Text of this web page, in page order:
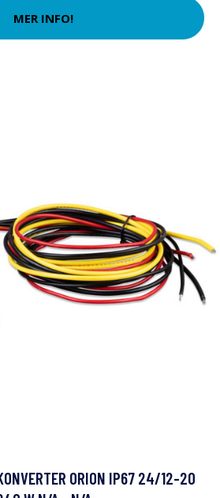
MER INFO!
ORION IP67 24/12-20